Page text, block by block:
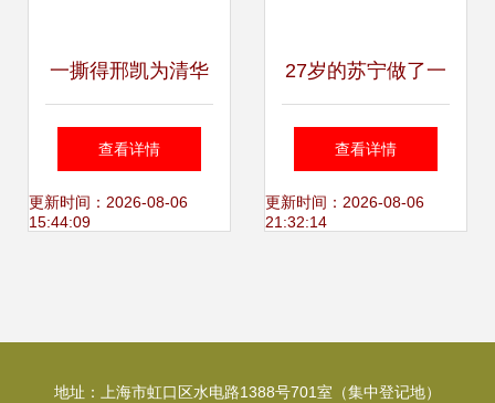
一撕得邢凯为清华
EMBA上课两小时
都说了啥？免胶带
查看详情
更新时间：2026-08-06
15:44:09
27岁的苏宁做了一
件大好事，让快递
行业越来越绿了
查看详情
更新时间：2026-08-06
21:32:14
地址：上海市虹口区水电路1388号701室（集中登记地）